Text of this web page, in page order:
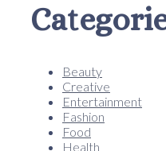
Beauty
Creative
Entertainment
Fashion
Food
Health